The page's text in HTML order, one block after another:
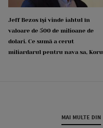
Jeff Bezos își vinde iahtul în
valoare de 500 de milioane de
dolari. Ce sumă a cerut
miliardarul pentru nava sa, Koru
MAI MULTE DIN